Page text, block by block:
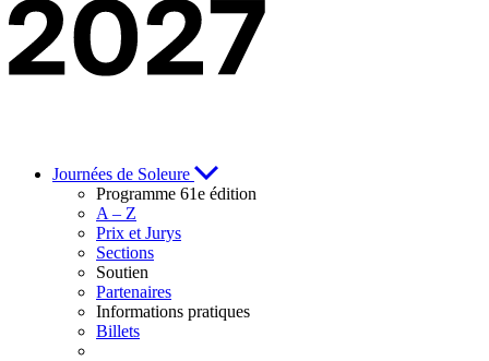
Journées de Soleure
Programme 61e édition
A – Z
Prix et Jurys
Sections
Soutien
Partenaires
Informations pratiques
Billets